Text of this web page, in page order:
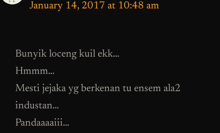
January 14, 2017 at 10:48 am
Bunyik loceng kuil ekk…
Hmmm…
Mesti jejaka yg berkenan tu ensem ala2
industan…
Pandaaaaiii…